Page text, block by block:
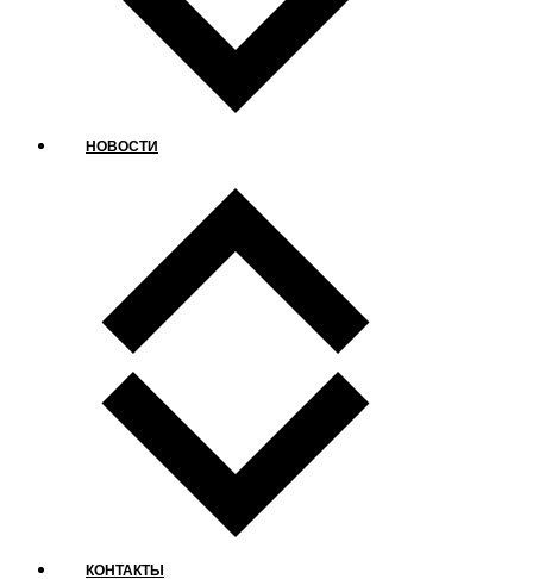
НОВОСТИ
КОНТАКТЫ